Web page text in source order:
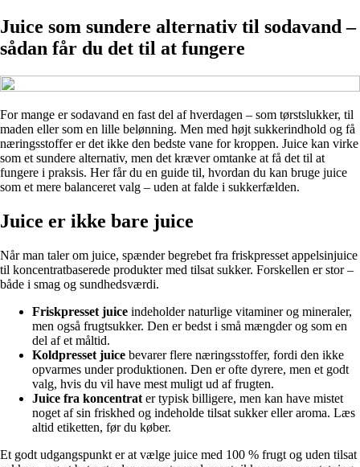
Juice som sundere alternativ til sodavand –
sådan får du det til at fungere
For mange er sodavand en fast del af hverdagen – som tørstslukker, til
maden eller som en lille belønning. Men med højt sukkerindhold og få
næringsstoffer er det ikke den bedste vane for kroppen. Juice kan virke
som et sundere alternativ, men det kræver omtanke at få det til at
fungere i praksis. Her får du en guide til, hvordan du kan bruge juice
som et mere balanceret valg – uden at falde i sukkerfælden.
Juice er ikke bare juice
Når man taler om juice, spænder begrebet fra friskpresset appelsinjuice
til koncentratbaserede produkter med tilsat sukker. Forskellen er stor –
både i smag og sundhedsværdi.
Friskpresset juice indeholder naturlige vitaminer og mineraler,
men også frugtsukker. Den er bedst i små mængder og som en
del af et måltid.
Koldpresset juice bevarer flere næringsstoffer, fordi den ikke
opvarmes under produktionen. Den er ofte dyrere, men et godt
valg, hvis du vil have mest muligt ud af frugten.
Juice fra koncentrat er typisk billigere, men kan have mistet
noget af sin friskhed og indeholde tilsat sukker eller aroma. Læs
altid etiketten, før du køber.
Et godt udgangspunkt er at vælge juice med 100 % frugt og uden tilsat